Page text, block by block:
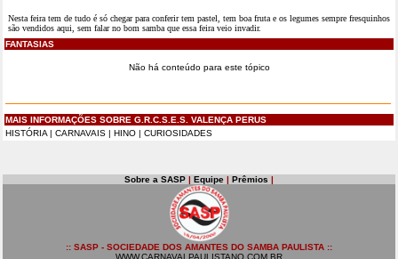
Nesta feira tem de tudo é só chegar para conferir tem pastel, tem boa fruta e os legumes sempre fresquinhos
são vendidos aqui, sem falar no bom samba que essa feira veio invadir.
FANTASIAS
Não há conteúdo para este tópico
MAIS INFORMAÇÕES SOBRE G.R.C.S.E.S. VALENÇA PERUS
HISTÓRIA | CARNAVAIS | HINO | CURIOSIDADES
Sobre a SASP | Equipe | Prêmios |
:: SASP - SOCIEDADE DOS AMANTES DO SAMBA PAULISTA ::
WWW.CARNAVALPAULISTANO.COM.BR